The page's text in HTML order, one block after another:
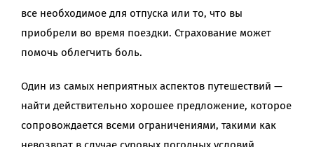
все необходимое для отпуска или то, что вы
приобрели во время поездки. Страхование может
помочь облегчить боль.
Один из самых неприятных аспектов путешествий —
найти действительно хорошее предложение, которое
сопровождается всеми ограничениями, такими как